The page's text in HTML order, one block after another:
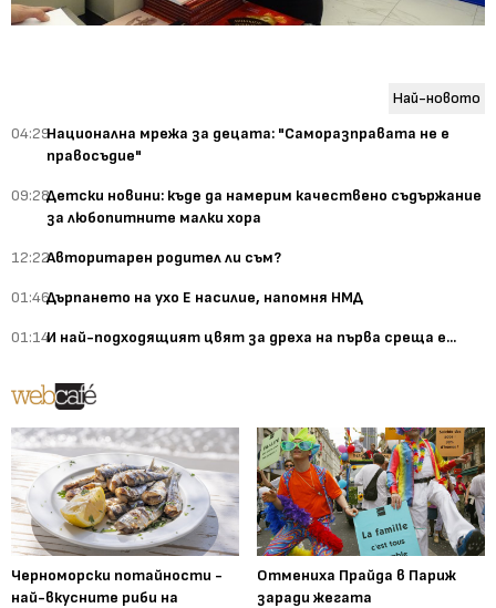
Най-новото
04:29Национална мрежа за децата: "Саморазправата не е
правосъдие"
09:28Детски новини: къде да намерим качествено съдържание
за любопитните малки хора
12:22Авторитарен родител ли съм?
01:46Дърпането на ухо Е насилие, напомня НМД
01:14И най-подходящият цвят за дреха на първа среща е...
Черноморски потайности -
най-вкусните риби на
Отмениха Прайда в Париж
заради жегата